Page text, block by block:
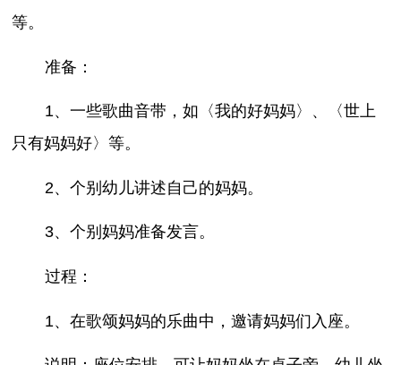
等。
准备：
1、一些歌曲音带，如〈我的好妈妈〉、〈世上
只有妈妈好〉等。
2、个别幼儿讲述自己的妈妈。
3、个别妈妈准备发言。
过程：
1、在歌颂妈妈的乐曲中，邀请妈妈们入座。